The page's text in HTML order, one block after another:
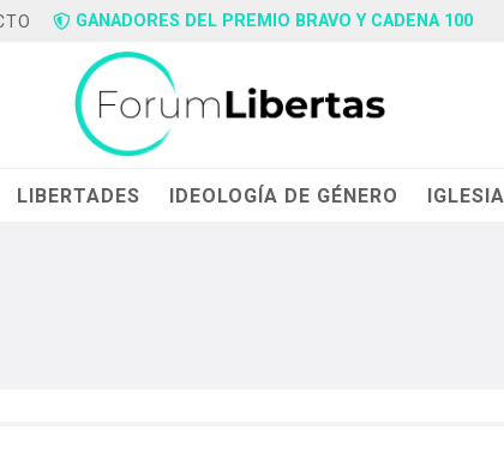
GANADORES DEL PREMIO BRAVO Y CADENA 100
LIBERTADES IDEOLOGÍA DE GÉNERO IGLESIA